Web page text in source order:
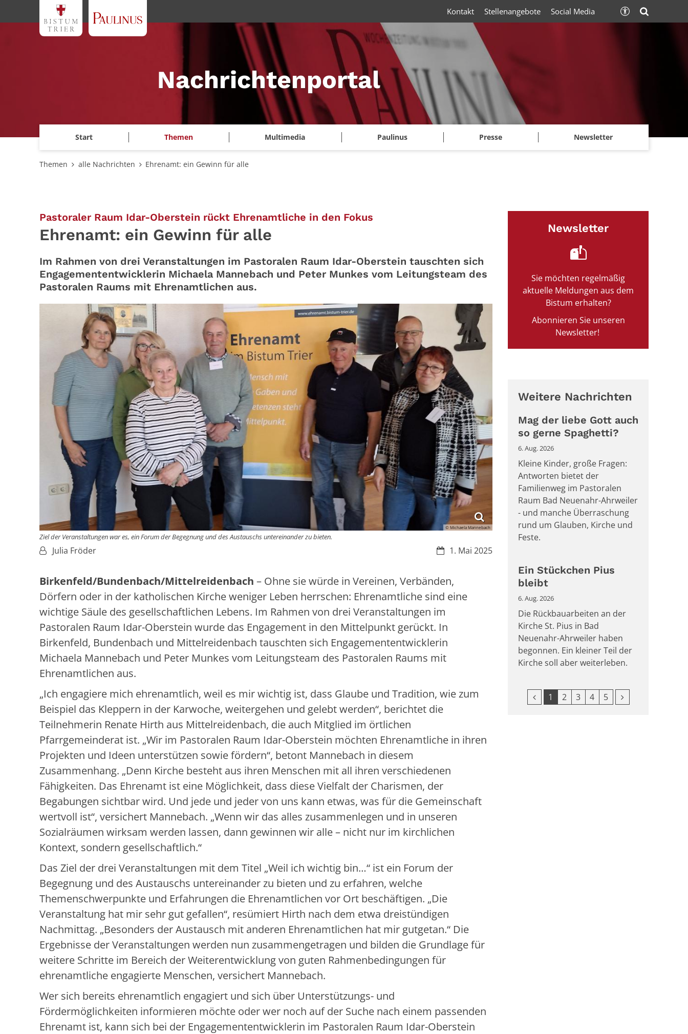
Zum Inhalt springen
Nachrichtenportal
Start Themen Multimedia Paulinus Presse Newsletter
Kontakt Stellenangebote Social Media
Themen alle Nachrichten Ehrenamt: ein Gewinn für alle
Pastoraler Raum Idar-Oberstein rückt Ehrenamtliche in den Fokus
Ehrenamt: ein Gewinn für alle
Im Rahmen von drei Veranstaltungen im Pastoralen Raum Idar-Oberstein tauschten sich
Engagemententwicklerin Michaela Mannebach und Peter Munkes vom Leitungsteam des
Pastoralen Raums mit Ehrenamtlichen aus.
© Michaela Mannebach
Ziel der Veranstaltungen war es, ein Forum der Begegnung und des Austauschs untereinander zu bieten.
Datum:1. Mai 2025
Von:Julia Fröder
Birkenfeld/Bundenbach/Mittelreidenbach – Ohne sie würde in Vereinen, Verbänden,
Dörfern oder in der katholischen Kirche weniger Leben herrschen: Ehrenamtliche sind eine
wichtige Säule des gesellschaftlichen Lebens. Im Rahmen von drei Veranstaltungen im
Pastoralen Raum Idar-Oberstein wurde das Engagement in den Mittelpunkt gerückt. In
Birkenfeld, Bundenbach und Mittelreidenbach tauschten sich Engagemententwicklerin
Michaela Mannebach und Peter Munkes vom Leitungsteam des Pastoralen Raums mit
Ehrenamtlichen aus.
„Ich engagiere mich ehrenamtlich, weil es mir wichtig ist, dass Glaube und Tradition, wie zum
Beispiel das Kleppern in der Karwoche, weitergehen und gelebt werden“, berichtet die
Teilnehmerin Renate Hirth aus Mittelreidenbach, die auch Mitglied im örtlichen
Pfarrgemeinderat ist. „Wir im Pastoralen Raum Idar-Oberstein möchten Ehrenamtliche in ihren
Projekten und Ideen unterstützen sowie fördern“, betont Mannebach in diesem
Zusammenhang. „Denn Kirche besteht aus ihren Menschen mit all ihren verschiedenen
Fähigkeiten. Das Ehrenamt ist eine Möglichkeit, dass diese Vielfalt der Charismen, der
Begabungen sichtbar wird. Und jede und jeder von uns kann etwas, was für die Gemeinschaft
wertvoll ist“, versichert Mannebach. „Wenn wir das alles zusammenlegen und in unseren
Sozialräumen wirksam werden lassen, dann gewinnen wir alle – nicht nur im kirchlichen
Kontext, sondern gesellschaftlich.“
Das Ziel der drei Veranstaltungen mit dem Titel „Weil ich wichtig bin…“ ist ein Forum der
Begegnung und des Austauschs untereinander zu bieten und zu erfahren, welche
Themenschwerpunkte und Erfahrungen die Ehrenamtlichen vor Ort beschäftigen. „Die
Veranstaltung hat mir sehr gut gefallen“, resümiert Hirth nach dem etwa dreistündigen
Nachmittag. „Besonders der Austausch mit anderen Ehrenamtlichen hat mir gutgetan.“ Die
Ergebnisse der Veranstaltungen werden nun zusammengetragen und bilden die Grundlage für
weitere Schritte im Bereich der Weiterentwicklung von guten Rahmenbedingungen für
ehrenamtliche engagierte Menschen, versichert Mannebach.
Wer sich bereits ehrenamtlich engagiert und sich über Unterstützungs- und
Fördermöglichkeiten informieren möchte oder wer noch auf der Suche nach einem passenden
Ehrenamt ist, kann sich bei der Engagemententwicklerin im Pastoralen Raum Idar-Oberstein
Newsletter
Sie möchten regelmäßig
aktuelle Meldungen aus dem
Bistum erhalten?
Abonnieren Sie unseren
Newsletter!
Weitere Nachrichten
Mag der liebe Gott auch
so gerne Spaghetti?
6. Aug. 2026
Kleine Kinder, große Fragen:
Antworten bietet der
Familienweg im Pastoralen
Raum Bad Neuenahr-Ahrweiler
- und manche Überraschung
rund um Glauben, Kirche und
Feste.
Ein Stückchen Pius
bleibt
6. Aug. 2026
Die Rückbauarbeiten an der
Kirche St. Pius in Bad
Neuenahr-Ahrweiler haben
begonnen. Ein kleiner Teil der
Kirche soll aber weiterleben.
Vorherige Seite
1 2 3 4 5 Nächste Seite